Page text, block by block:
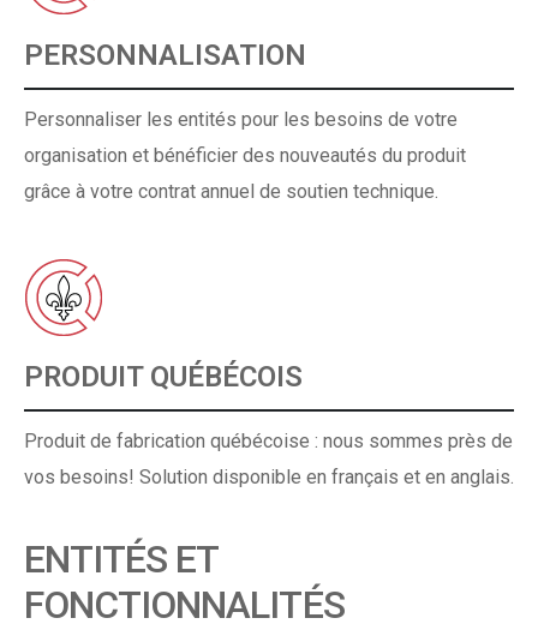
PERSONNALISATION
Personnaliser les entités pour les besoins de votre
organisation et bénéficier des nouveautés du produit
grâce à votre contrat annuel de soutien technique.
PRODUIT QUÉBÉCOIS
Produit de fabrication québécoise : nous sommes près de
vos besoins! Solution disponible en français et en anglais.
ENTITÉS ET
FONCTIONNALITÉS